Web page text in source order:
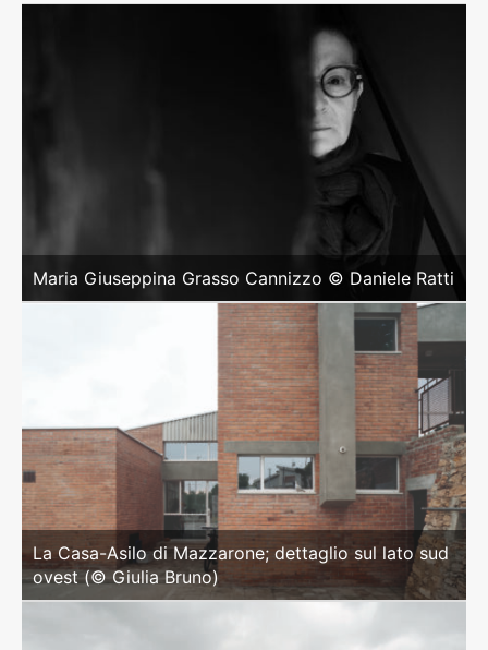
Maria Giuseppina Grasso Cannizzo © Daniele Ratti
La Casa-Asilo di Mazzarone; dettaglio sul lato sud
ovest (© Giulia Bruno)